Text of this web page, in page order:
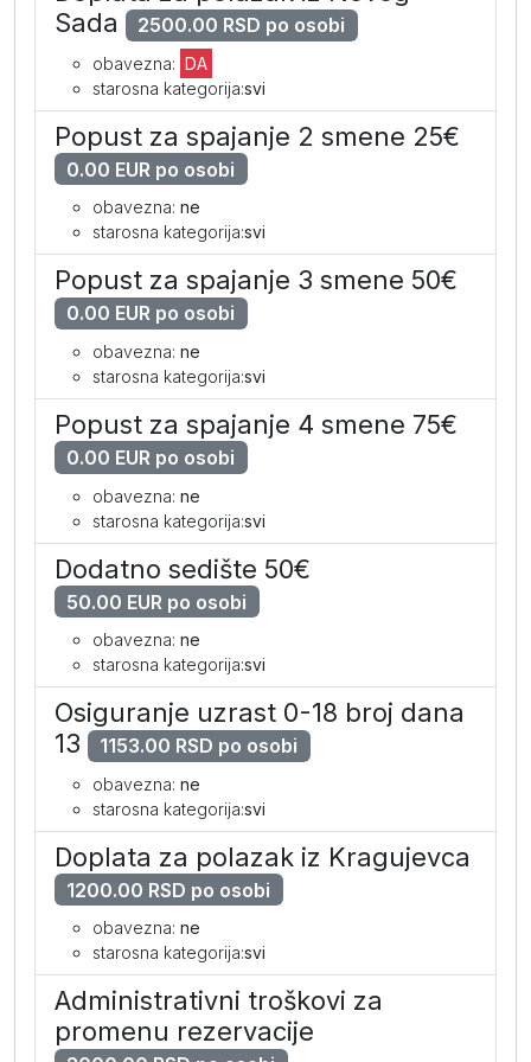
dodatni krevet 509
I dete dodatno 0-12
Superior soba (PP)
po osobi
I dete dodatno 0-12 69 69
Comfort porodična soba (AI)
po osobi 1949 1809 1659
dodatni krevet
I dete dodatno 2-12
III dete dodatno 2-12
I beba dodatno 0-2
II beba dodatno 0-2 69 69 69
III beba dodatno 0-2
Eko porodična soba (AI)
po osobi
I dete dodatno 2-12
II dete dodatno 2-12 569 545 509
I beba dodatno 0-2 69
Sada
2500.00 RSD po osobi
obavezna: DA
starosna kategorija:svi
Popust za spajanje 2 smene 25€
0.00 EUR po osobi
obavezna: ne
starosna kategorija:svi
Popust za spajanje 3 smene 50€
0.00 EUR po osobi
obavezna: ne
starosna kategorija:svi
Popust za spajanje 4 smene 75€
0.00 EUR po osobi
obavezna: ne
starosna kategorija:svi
Dodatno sedište 50€
50.00 EUR po osobi
obavezna: ne
starosna kategorija:svi
Osiguranje uzrast 0-18 broj dana
13
1153.00 RSD po osobi
obavezna: ne
starosna kategorija:svi
Doplata za polazak iz Kragujevca
1200.00 RSD po osobi
obavezna: ne
starosna kategorija:svi
Administrativni troškovi za
promenu rezervacije